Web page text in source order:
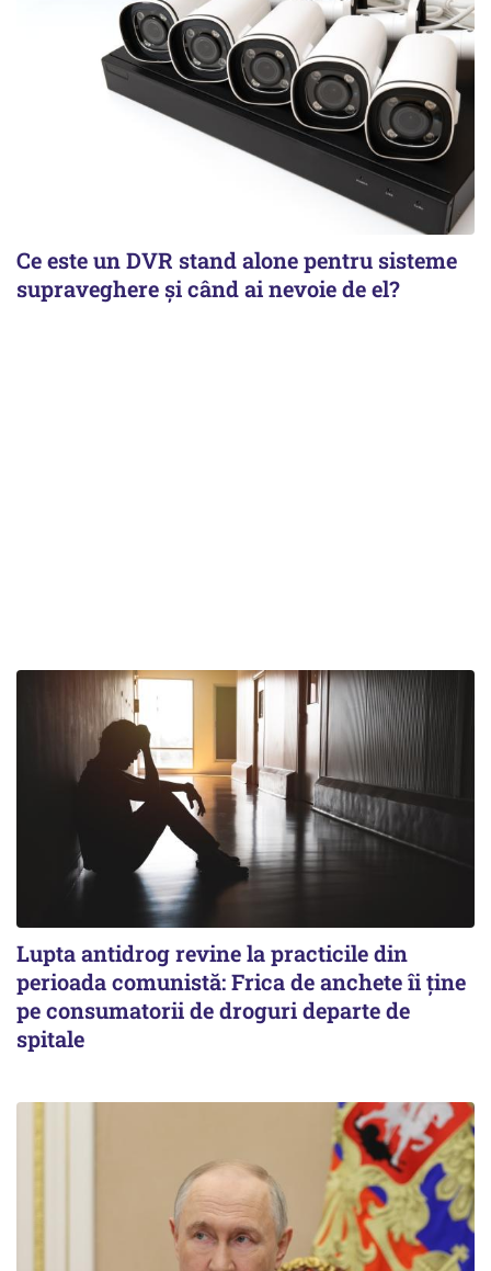
Ce este un DVR stand alone pentru sisteme
supraveghere și când ai nevoie de el?
Lupta antidrog revine la practicile din
perioada comunistă: Frica de anchete îi ține
pe consumatorii de droguri departe de
spitale